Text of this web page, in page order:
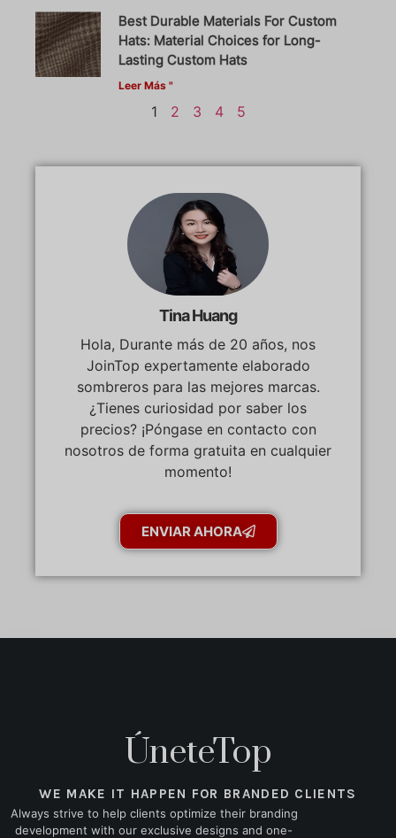
Best Durable Materials For Custom
Hats: Material Choices for Long-
Lasting Custom Hats
Leer Más "
1 2 3 4 5
Tina Huang
Hola, Durante más de 20 años, nos
JoinTop expertamente elaborado
sombreros para las mejores marcas.
¿Tienes curiosidad por saber los
precios? ¡Póngase en contacto con
nosotros de forma gratuita en cualquier
momento!
ENVIAR AHORA
ÚneteTop
WE MAKE IT HAPPEN FOR BRANDED CLIENTS
Always strive to help clients optimize their branding
development with our exclusive designs and one-